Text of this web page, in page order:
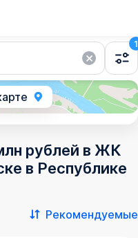
1
рублей в ЖК
в Республике
Рекомендуемые